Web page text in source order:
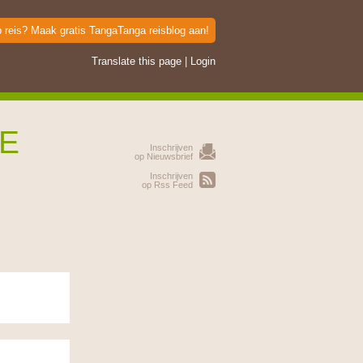
reis? Maak gratis TangaTanga reisblog aan!
Translate this page Login
Inschrijven
op Nieuwsbrief
Inschrijven
op Rss Feed